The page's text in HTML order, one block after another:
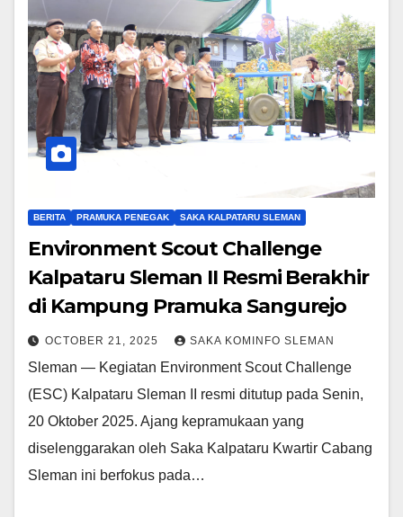
BERITA PRAMUKA PENEGAK SAKA KALPATARU SLEMAN
Environment Scout Challenge
Kalpataru Sleman II Resmi Berakhir
di Kampung Pramuka Sangurejo
OCTOBER 21, 2025 SAKA KOMINFO SLEMAN
Sleman — Kegiatan Environment Scout Challenge
(ESC) Kalpataru Sleman II resmi ditutup pada Senin,
20 Oktober 2025. Ajang kepramukaan yang
diselenggarakan oleh Saka Kalpataru Kwartir Cabang
Sleman ini berfokus pada…